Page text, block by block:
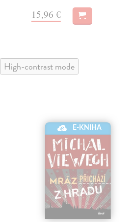
15,96 €
High-contrast mode
E-KNIHA